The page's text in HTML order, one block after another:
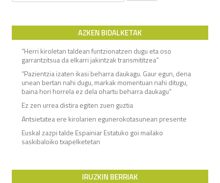
AZKEN BIDALKETAK
“Herri kiroletan taldean funtzionatzen dugu eta oso
garrantzitsua da elkarri jakintzak transmititzea”
“Pazientzia izaten ikasi beharra daukagu. Gaur egun, dena
unean bertan nahi dugu, markak momentuan nahi ditugu,
baina hori horrela ez dela ohartu beharra daukagu”
Ez zen urrea distira egiten zuen guztia
Antsietatea ere kirolarien egunerokotasunean presente
Euskal zazpi talde Espainiar Estatuko goi mailako
saskibaloiko txapelketetan
IRUZKIN BERRIAK